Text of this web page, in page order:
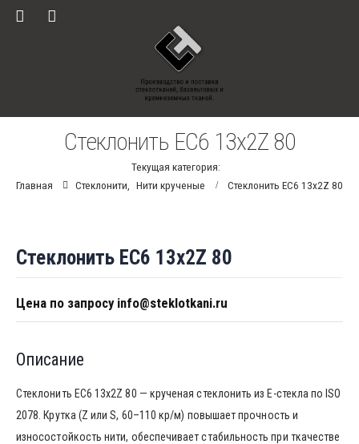
Стеклонить ЕС6 13х2Z 80
Текущая категория:
Главная
Стеклонити Нити крученые Стеклонить ЕС6 13х2Z 80
Стеклонить ЕС6 13х2Z 80
Цена по запросу info@steklotkani.ru
Описание
Стеклонить ЕС6 13х2Z 80 — крученая стеклонить из E-стекла по ISO
2078. Крутка (Z или S, 60–110 кр/м) повышает прочность и
износостойкость нити, обеспечивает стабильность при ткачестве